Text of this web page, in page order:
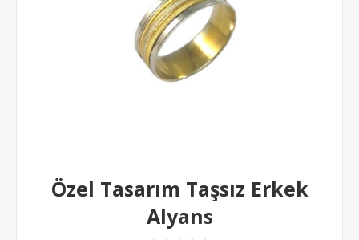
Özel Tasarım Taşsız Erkek
Alyans